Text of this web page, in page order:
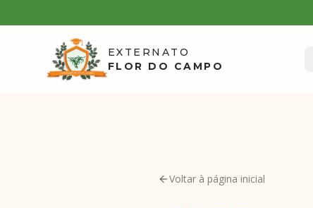
EXTERNATO
FLOR DO CAMPO
Voltar à página inicial